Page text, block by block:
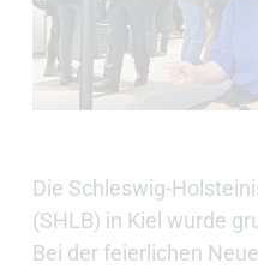
Die Schleswig-
(SHLB) in Kiel wurde
Bei der feierlichen